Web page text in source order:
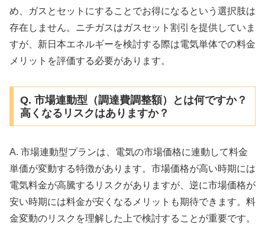
め、ガスとセットにすることでお得になるという選択肢は
存在しません。ニチガスはガスセット割引を提供していま
すが、新日本エネルギーを検討する際は電気単体での料金
メリットを評価する必要があります。
Q. 市場連動型（調達費調整額）とは何ですか？
高くなるリスクはありますか？
A. 市場連動型プランは、電気の市場価格に連動して料金
単価が変動する特徴があります。市場価格が高い時期には
電気料金が高騰するリスクがありますが、逆に市場価格が
安い時期には料金が安くなるメリットも期待できます。料
金変動のリスクを理解した上で検討することが重要です。